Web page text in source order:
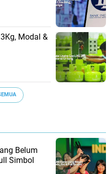
Modal &
Belum
Simbol